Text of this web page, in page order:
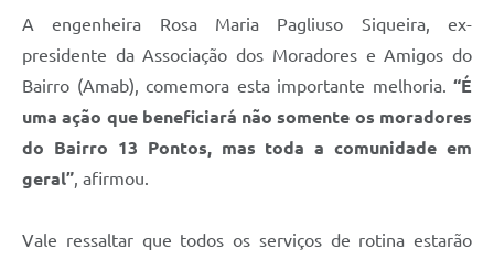
A engenheira Rosa Maria Pagliuso Siqueira, ex-
presidente da Associação dos Moradores e Amigos do
Bairro (Amab), comemora esta importante melhoria. “É
uma ação que beneficiará não somente os moradores
do Bairro 13 Pontos, mas toda a comunidade em
geral” , afirmou.
Vale ressaltar que todos os serviços de rotina estarão